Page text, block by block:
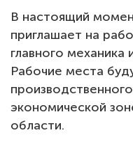
Закупки
Тендеры
В настоящий
приглашает на
главного механика
Рабочие места
экономической
области.